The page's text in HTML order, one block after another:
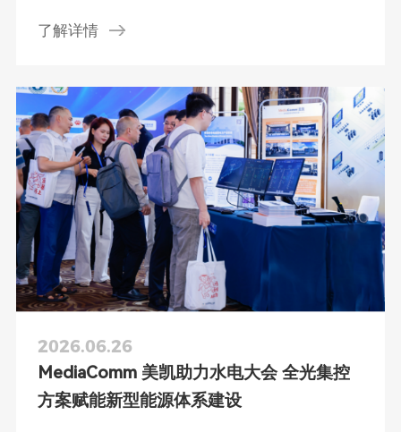
了解详情
2026.06.26
MediaComm 美凯助力水电大会 全光集控
方案赋能新型能源体系建设